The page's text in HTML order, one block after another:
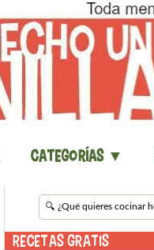
Categorías ▼
RECETAS GRATIS